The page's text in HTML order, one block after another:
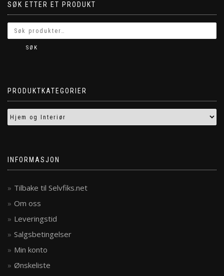
SØK ETTER ET PRODUKT
SØK
PRODUKTKATEGORIER
INFORMASJON
Tilbake til Selvfiks.net
Om oss
Leveringstid
Salgsbetingelser
Min konto
Ønskeliste